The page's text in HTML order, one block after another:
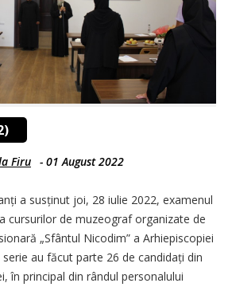
Firu - 01 August 2022
a susținut joi, 28 iulie 2022, examenul
cursurilor de muzeograf organizate de
„Sfântul Nicodim” a Arhiepiscopiei
au făcut parte 26 de candidați din
în principal din rândul personalului